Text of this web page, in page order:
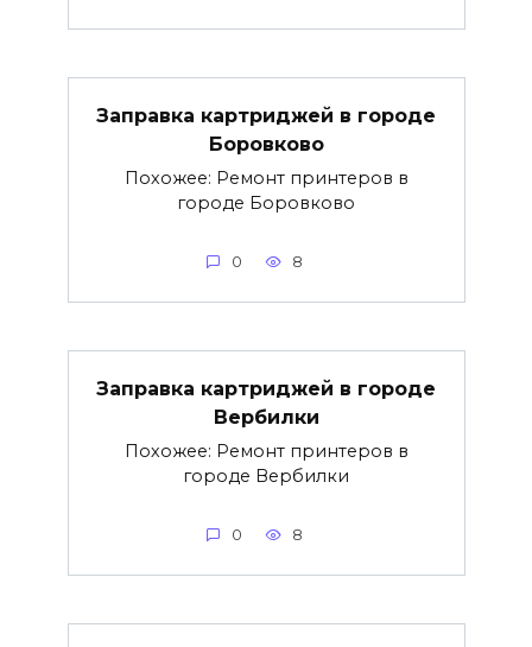
Заправка картриджей в городе
Боровково
Похожее: Ремонт принтеров в
городе Боровково
0 8
Заправка картриджей в городе
Вербилки
Похожее: Ремонт принтеров в
городе Вербилки
0 8